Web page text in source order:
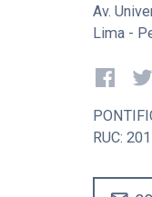
Av.
Lima -
RUC: